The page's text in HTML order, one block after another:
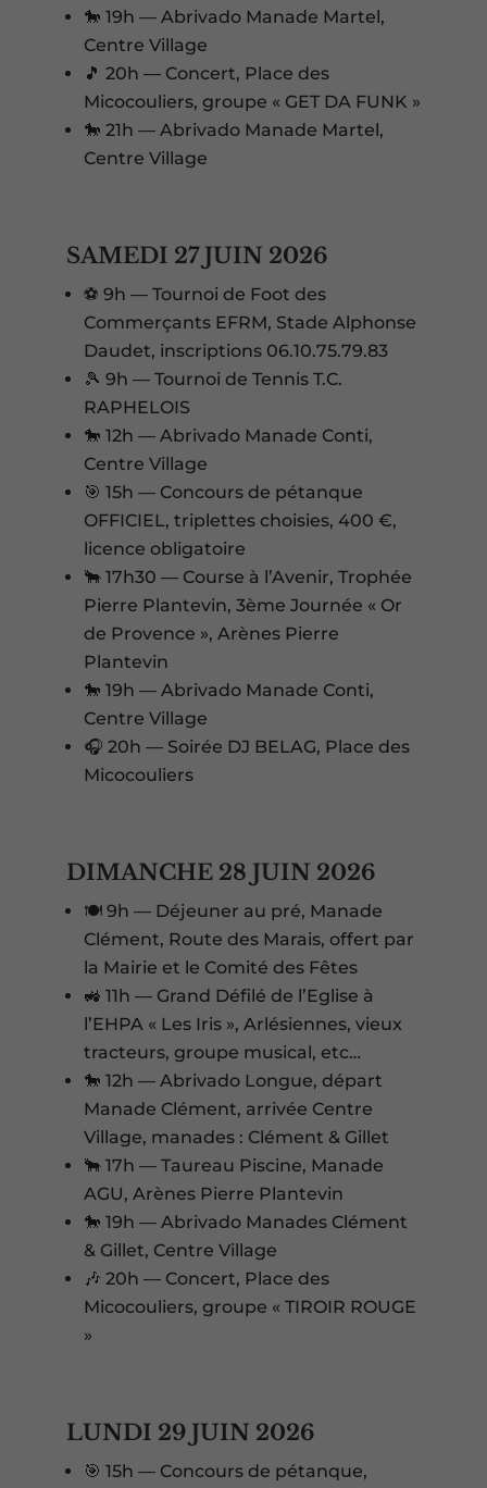
🐎 19h — Abrivado Manade Martel,
Centre Village
🎵 20h — Concert, Place des
Micocouliers, groupe « GET DA FUNK »
🐎 21h — Abrivado Manade Martel,
Centre Village
SAMEDI 27 JUIN 2026
⚽ 9h — Tournoi de Foot des
Commerçants EFRM, Stade Alphonse
Daudet, inscriptions 06.10.75.79.83
🎾 9h — Tournoi de Tennis T.C.
RAPHELOIS
🐎 12h — Abrivado Manade Conti,
Centre Village
🎯 15h — Concours de pétanque
OFFICIEL, triplettes choisies, 400 €,
licence obligatoire
🐂 17h30 — Course à l’Avenir, Trophée
Pierre Plantevin, 3ème Journée « Or
de Provence », Arènes Pierre
Plantevin
🐎 19h — Abrivado Manade Conti,
Centre Village
🎧 20h — Soirée DJ BELAG, Place des
Micocouliers
DIMANCHE 28 JUIN 2026
🍽️ 9h — Déjeuner au pré, Manade
Clément, Route des Marais, offert par
la Mairie et le Comité des Fêtes
🚜 11h — Grand Défilé de l’Eglise à
l’EHPA « Les Iris », Arlésiennes, vieux
tracteurs, groupe musical, etc…
🐎 12h — Abrivado Longue, départ
Manade Clément, arrivée Centre
Village, manades : Clément & Gillet
🐂 17h — Taureau Piscine, Manade
AGU, Arènes Pierre Plantevin
🐎 19h — Abrivado Manades Clément
& Gillet, Centre Village
🎶 20h — Concert, Place des
Micocouliers, groupe « TIROIR ROUGE
»
LUNDI 29 JUIN 2026
🎯 15h — Concours de pétanque,